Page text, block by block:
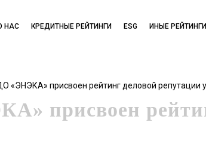
НАС КРЕДИТНЫЕ РЕЙТИНГИ ESG ИНЫЕ РЕЙТИНГИ
«ЭНЭКА» присвоен рейтинг деловой репутации
присвоен